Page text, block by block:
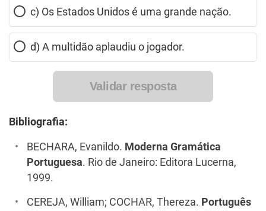
c) Os Estados Unidos é uma grande nação.
d) A multidão aplaudiu o jogador.
Validar resposta
Bibliografia:
BECHARA, Evanildo. Moderna Gramática
Portuguesa. Rio de Janeiro: Editora Lucerna,
1999.
CEREJA, William; COCHAR, Thereza. Português